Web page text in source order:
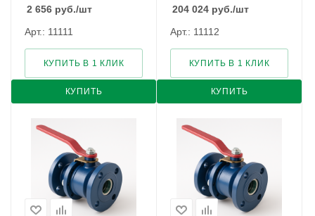
2 656 руб./шт
Арт.: 11111
КУПИТЬ
КУПИТЬ В 1 КЛИК
204 024 руб./шт
Арт.: 11112
КУПИТЬ
КУПИТЬ В 1 КЛИК